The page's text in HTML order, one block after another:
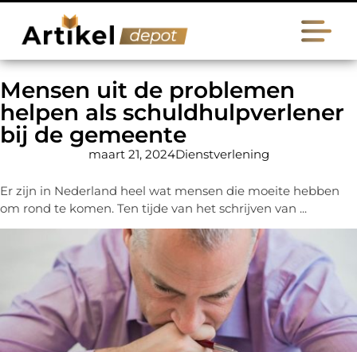
Mensen uit de problemen
helpen als schuldhulpverlener
bij de gemeente
maart 21, 2024Dienstverlening
Er zijn in Nederland heel wat mensen die moeite hebben
om rond te komen. Ten tijde van het schrijven van ...